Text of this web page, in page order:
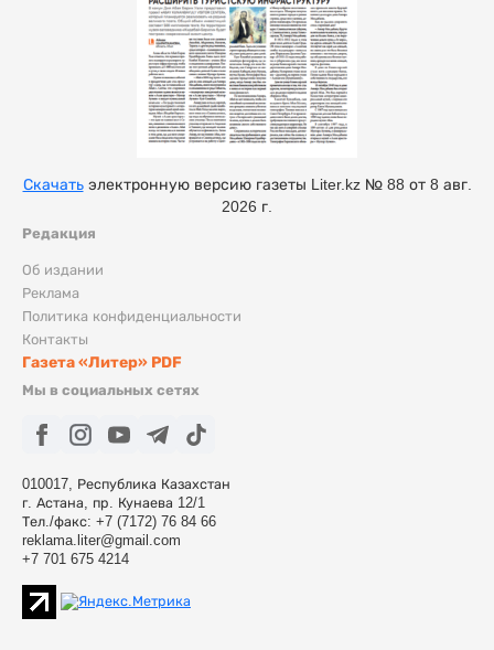
Редакция
Об издании
Реклама
Политика конфиденциальности
Контакты
Газета «Литер» PDF
Мы в социальных сетях
010017, Республика Казахстан
г. Астана, пр. Кунаева 12/1
Тел./факс: +7 (7172) 76 84 66
reklama.liter@gmail.com
+7 701 675 4214
Скачатьэлектронную версию газеты Liter.kz № 88 от 8 авг.
2026 г.